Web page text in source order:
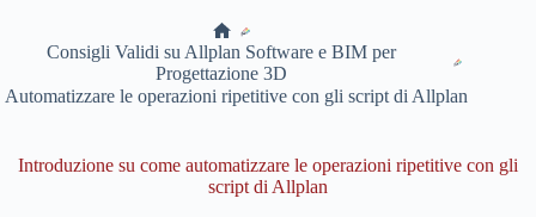
Home
Consigli Validi su Allplan Software e BIM per
Progettazione 3D
Automatizzare le operazioni ripetitive con gli script di Allplan
Introduzione su come automatizzare le operazioni ripetitive con gli
script di Allplan